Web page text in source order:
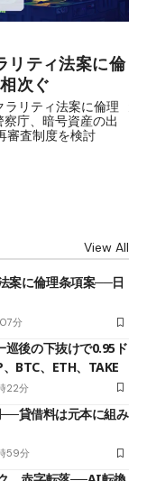
リティ法案に倫
次ぐ
ラリティ法案に倫理
庁、暗号資産の出
審査制度を検討
View All
案に倫理条項案──日
分
後の下抜けで0.95ド
BTC、ETH、TAKE
22分
貸借料は元本に組み
59分